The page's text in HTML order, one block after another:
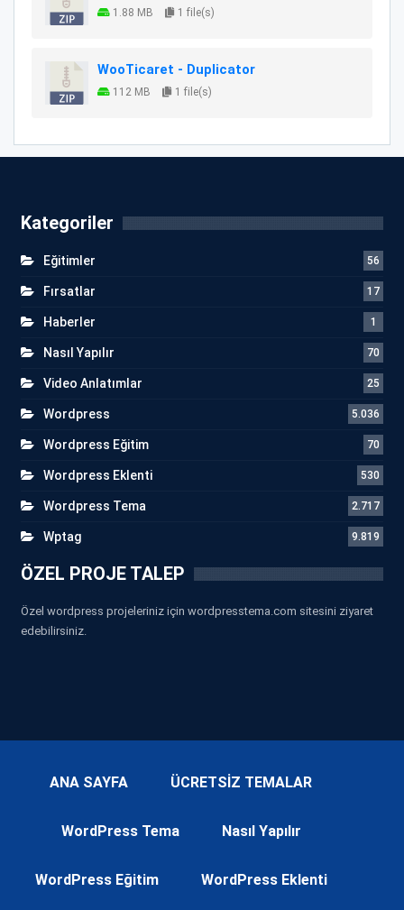
1.88 MB 1 file(s)
WooTicaret - Duplicator
112 MB 1 file(s)
Kategoriler
Eğitimler 56
Fırsatlar 17
Haberler 1
Nasıl Yapılır 70
Video Anlatımlar 25
Wordpress 5.036
Wordpress Eğitim 70
Wordpress Eklenti 530
Wordpress Tema 2.717
Wptag 9.819
ÖZEL PROJE TALEP
Özel wordpress projeleriniz için wordpresstema.com sitesini ziyaret
edebilirsiniz.
ANA SAYFA ÜCRETSİZ TEMALAR
WordPress Tema Nasıl Yapılır
WordPress Eğitim WordPress Eklenti